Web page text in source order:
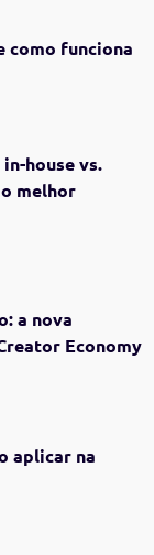
como funciona
house vs.
melhor
a nova
Economy
aplicar na